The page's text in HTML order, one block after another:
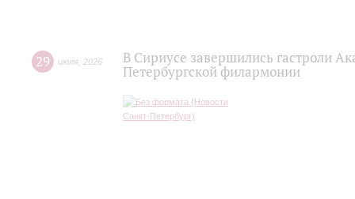
29 июля 2026
В Сириусе завершились гастроли
Петербургской филармонии